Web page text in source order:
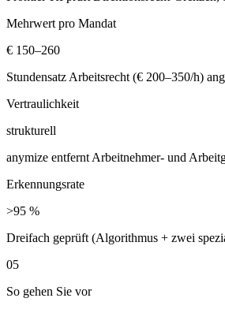
Mehrwert pro Mandat
€ 150–260
Stundensatz Arbeitsrecht (€ 200–350/h)
Vertraulichkeit
strukturell
anymize entfernt Arbeitnehmer- und
Erkennungsrate
>95 %
Dreifach geprüft (Algorithmus + zwei
05
So gehen Sie vor